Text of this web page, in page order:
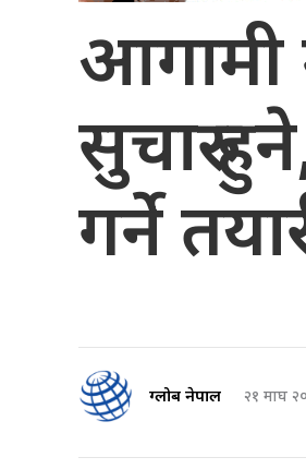
आगामी
सुचारु
गर्ने
ग्लोब नेपाल २१ माघ